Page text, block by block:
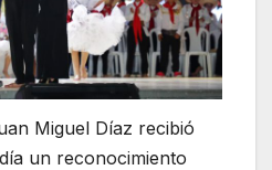
Miguel Díaz recibió
un reconocimiento